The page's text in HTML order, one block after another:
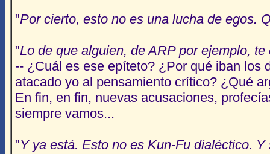
"Por cierto, esto no es una lucha de egos.
"Lo de que alguien, de ARP por ejemplo,
-- ¿Cuál es ese epíteto? ¿Por qué iban los
atacado yo al pensamiento crítico? ¿Qué
En fin, en fin, nuevas acusaciones,
siempre vamos...
"Y ya está. Esto no es Kun-Fu dialéctico.